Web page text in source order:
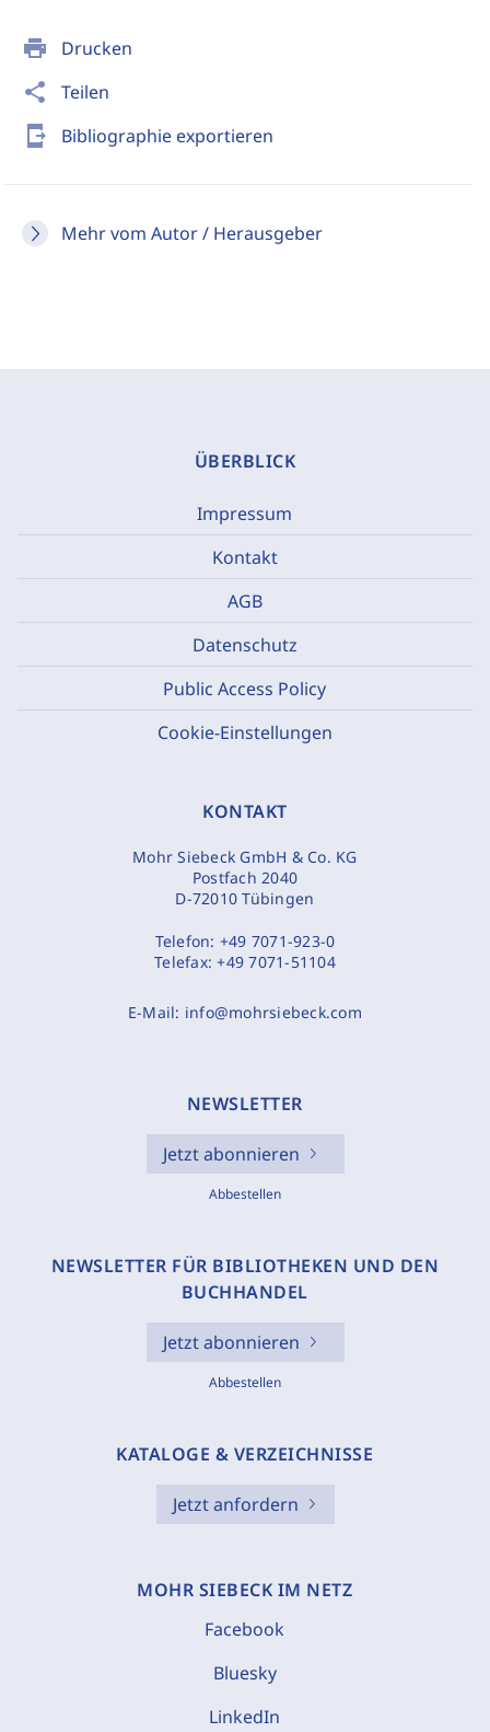
print Drucken
share Teilen
send_to_mobile Bibliographie exportieren
Mehr vom Autor / Herausgeber
ÜBERBLICK
Impressum
Kontakt
AGB
Datenschutz
Public Access Policy
Cookie-Einstellungen
KONTAKT
Mohr Siebeck GmbH & Co. KG
Postfach 2040
D-72010 Tübingen
Telefon: +49 7071-923-0
Telefax:+49 7071-51104
E-Mail: info@mohrsiebeck.com
NEWSLETTER
Jetzt abonnieren
Abbestellen
NEWSLETTER FÜR BIBLIOTHEKEN UND DEN
BUCHHANDEL
Jetzt abonnieren
Abbestellen
KATALOGE & VERZEICHNISSE
Jetzt anfordern
MOHR SIEBECK IM NETZ
Facebook
Bluesky
LinkedIn